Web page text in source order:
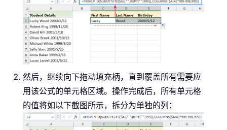
然后，继续向下拖动填充柄，直到覆盖所有需要应
用该公式的单元格区域。操作完成后，所有单元格
的值将如以下截图所示，拆分为单独的列：